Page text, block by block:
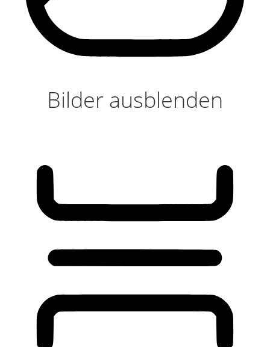
Bilder ausblenden